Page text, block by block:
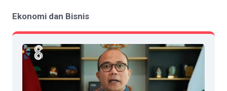
Ekonomi dan Bisnis